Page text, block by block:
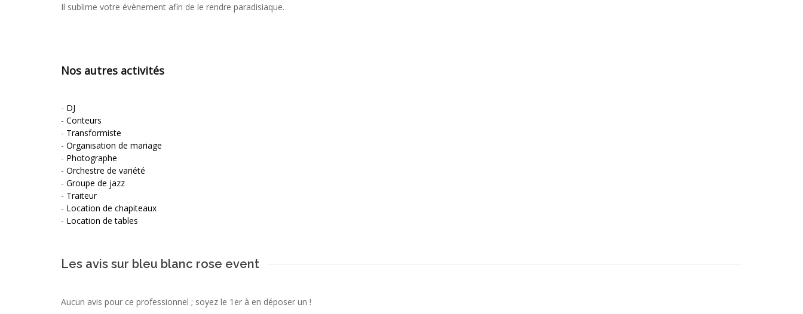
Il sublime votre évènement afin de le rendre paradisiaque.
Nos autres activités
- DJ
- Conteurs
- Transformiste
- Organisation de mariage
- Photographe
- Orchestre de variété
- Groupe de jazz
- Traiteur
- Location de chapiteaux
- Location de tables
Les avis sur bleu blanc rose event
Aucun avis pour ce professionnel ; soyez le 1er à en déposer un !